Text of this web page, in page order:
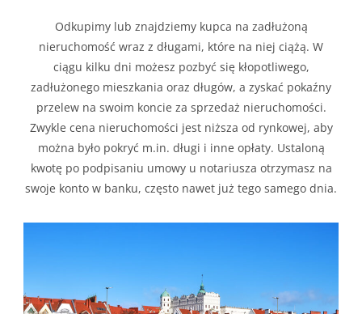
Odkupimy lub znajdziemy kupca na zadłużoną
nieruchomość wraz z długami, które na niej ciążą. W
ciągu kilku dni możesz pozbyć się kłopotliwego,
zadłużonego mieszkania oraz długów, a zyskać pokaźny
przelew na swoim koncie za sprzedaż nieruchomości.
Zwykle cena nieruchomości jest niższa od rynkowej, aby
można było pokryć m.in. długi i inne opłaty. Ustaloną
kwotę po podpisaniu umowy u notariusza otrzymasz na
swoje konto w banku, często nawet już tego samego dnia.